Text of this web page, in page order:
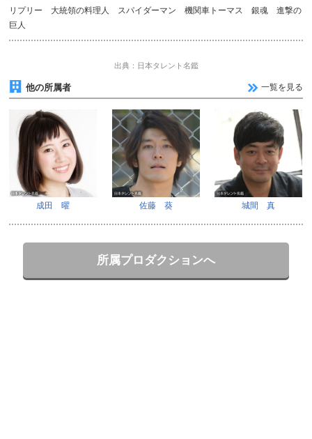
リプリー 大統領の料理人 スパイダーマン 機関車トーマス 銀魂 進撃の
巨人
出典：日本タレント名鑑
他の所属者 一覧を見る
成田 曜 佐藤 葵 城間 真
所属プロダクションへ